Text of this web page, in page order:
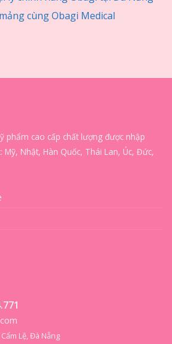
cùng Obagi Medical
phẩm cao cấp chất lượng được nhập
Mỹ, Nhật, Hàn Quốc, Thái Lan, Úc, Đức,
Lệ, Đà Nẵng